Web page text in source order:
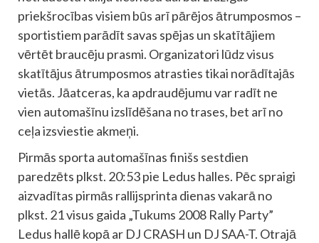
priekšrocības visiem būs arī pārējos ātrumposmos –
sportistiem parādīt savas spējas un skatītājiem
vērtēt braucēju prasmi. Organizatori lūdz visus
skatītājus ātrumposmos atrasties tikai norādītajās
vietās. Jāatceras, ka apdraudējumu var radīt ne
vien automašīnu izslīdēšana no trases, bet arī no
ceļa izsviestie akmeņi.
Pirmās sporta automašīnas finišs sestdien
paredzēts plkst. 20:53 pie Ledus halles. Pēc spraigi
aizvadītas pirmās rallijsprinta dienas vakarā no
plkst. 21 visus gaida „Tukums 2008 Rally Party”
Ledus hallē kopā ar DJ CRASH un DJ SAA-T. Otrajā